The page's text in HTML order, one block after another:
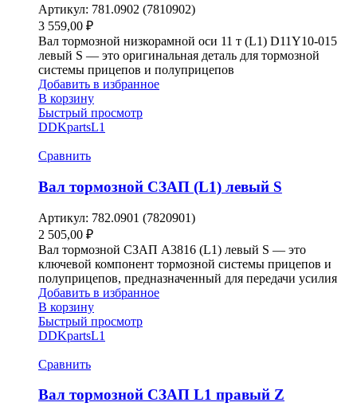
Артикул: 781.0902 (7810902)
3 559,00 ₽
Вал тормозной низкорамной оси 11 т (L1) D11Y10-015
левый S — это оригинальная деталь для тормозной
системы прицепов и полуприцепов
Добавить в избранное
В корзину
Быстрый просмотр
DDKpartsL1
Сравнить
Вал тормозной СЗАП (L1) левый S
Артикул: 782.0901 (7820901)
2 505,00 ₽
Вал тормозной СЗАП A3816 (L1) левый S — это
ключевой компонент тормозной системы прицепов и
полуприцепов, предназначенный для передачи усилия
Добавить в избранное
В корзину
Быстрый просмотр
DDKpartsL1
Сравнить
Вал тормозной СЗАП L1 правый Z